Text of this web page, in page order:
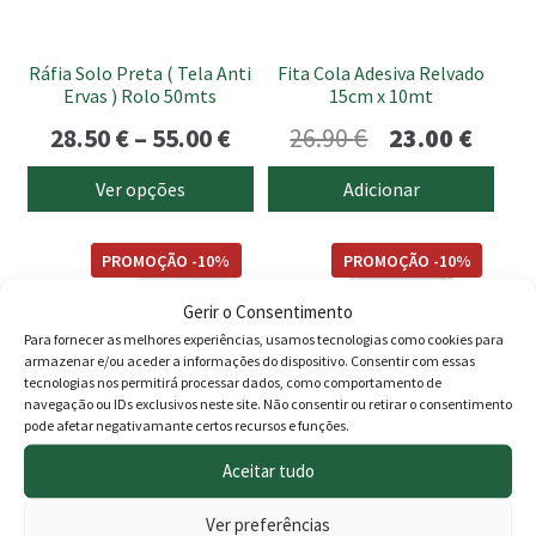
Gerir o Consentimento
Para fornecer as melhores experiências, usamos tecnologias como cookies para
armazenar e/ou aceder a informações do dispositivo. Consentir com essas
tecnologias nos permitirá processar dados, como comportamento de
navegação ou IDs exclusivos neste site. Não consentir ou retirar o consentimento
pode afetar negativamante certos recursos e funções.
Aceitar tudo
Ver preferências
Ráfia Solo Preta ( Tela Anti
Ervas ) Rolo 50mts
28.50€– 55.00€Price
range:
28.50 €
55.00 €
Ver opções
chosen
the
page
Fita Cola Adesiva Relvado
15cm x 10mt
26.90€
preço
original
era:
23.00 €O
preço
atual
Adicionar
Tela p/ Cola para Relva
PROMOÇÃO -10%
multiple
variants.
The
options
may
Cola p/ Tela Para Relva
Sintética Com Endurecedor
PROMOÇÃO -10%